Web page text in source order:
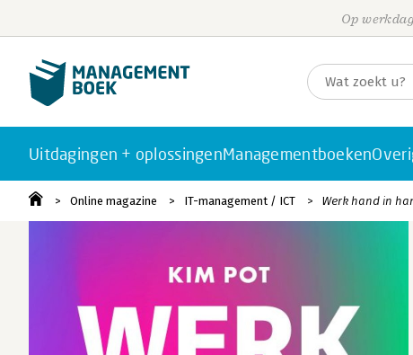
Op
Uitdagingen + oplossingenManagementboeken
Online magazine IT-management / ICT Werk hand in